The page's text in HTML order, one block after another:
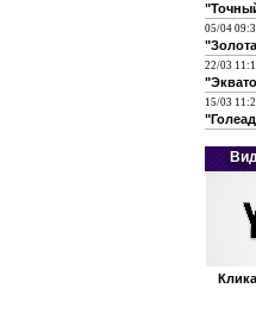
05/04
22/03
15/03